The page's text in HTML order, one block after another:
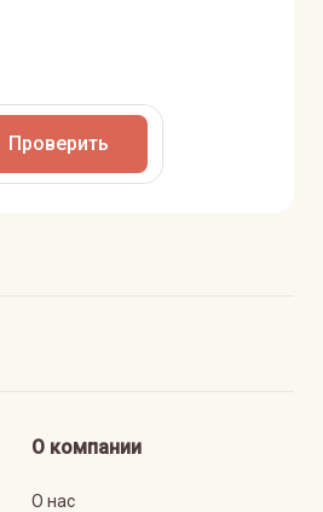
Проверить
О компании
О нас